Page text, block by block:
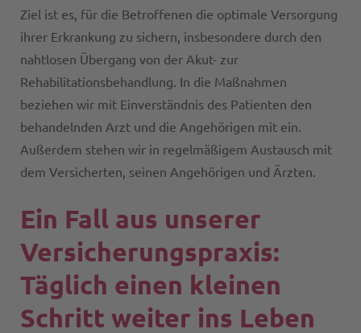
Ziel ist es, für die Betroffenen die optimale Versorgung
ihrer Erkrankung zu sichern, insbesondere durch den
nahtlosen Übergang von der Akut- zur
Rehabilitationsbehandlung. In die Maßnahmen
beziehen wir mit Einverständnis des Patienten den
behandelnden Arzt und die Angehörigen mit ein.
Außerdem stehen wir in regelmäßigem Austausch mit
dem Versicherten, seinen Angehörigen und Ärzten.
Ein Fall aus unserer
Versicherungspraxis:
Täglich einen kleinen
Schritt weiter ins Leben